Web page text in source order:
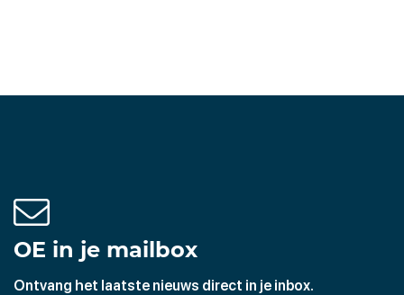
OE in je mailbox
Ontvang het laatste nieuws direct in je inbox.